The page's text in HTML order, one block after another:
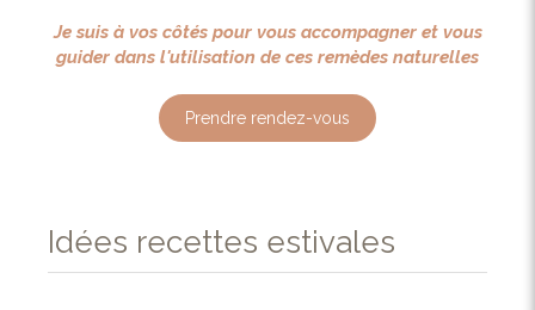
Je suis à vos côtés pour vous accompagner et vous
guider dans l'utilisation de ces remèdes naturelles
Prendre rendez-vous
Idées recettes estivales